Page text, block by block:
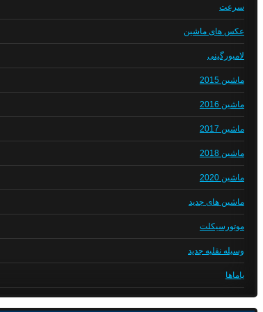
سرعت
عکس های ماشین
لامبورگینی
ماشین 2015
ماشین 2016
ماشین 2017
ماشین 2018
ماشین 2020
ماشین های جدید
موتورسیکلت
وسیله نقلیه جدید
یاماها